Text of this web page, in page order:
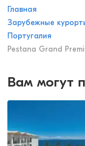
Главная
Зарубежные
Португалия
Pestana Grand
Вам могут